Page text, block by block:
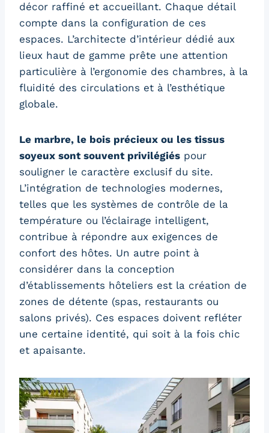
décor raffiné et accueillant. Chaque détail
compte dans la configuration de ces
espaces. L’architecte d’intérieur dédié aux
lieux haut de gamme prête une attention
particulière à l’ergonomie des chambres, à la
fluidité des circulations et à l’esthétique
globale.
Le marbre, le bois précieux ou les tissus
soyeux sont souvent privilégiés pour
souligner le caractère exclusif du site.
L’intégration de technologies modernes,
telles que les systèmes de contrôle de la
température ou l’éclairage intelligent,
contribue à répondre aux exigences de
confort des hôtes. Un autre point à
considérer dans la conception
d’établissements hôteliers est la création de
zones de détente (spas, restaurants ou
salons privés). Ces espaces doivent refléter
une certaine identité, qui soit à la fois chic
et apaisante.